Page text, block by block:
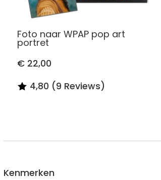
Foto naar WPAP pop art
portret
€ 22,00
4,80 (9 Reviews)
Kenmerken